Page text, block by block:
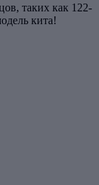
таких как 122-
кита!